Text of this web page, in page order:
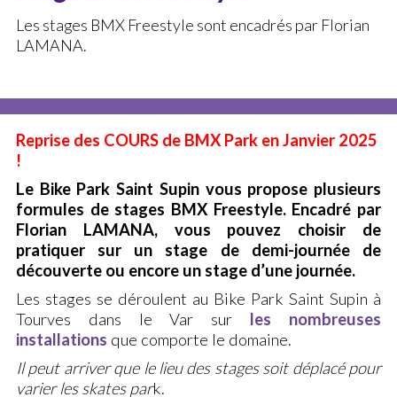
La discipline (BMX)
Stages (BMX)
Démonstration Air Bag
AGENDA
LE BIKE PARK
Le Bike Park
Anniversaires
Magasin – Atelier Réparation
Règlement du Bike Park
Horaires & Tarifs
Les stages BMX Freestyle sont encadrés par Florian
LAMANA.
Reprise des COURS de BMX Park en Janvier 2025
!
Le Bike Park Saint Supin vous propose plusieurs
formules de stages BMX Freestyle. Encadré par
Florian LAMANA, vous pouvez choisir de
pratiquer sur un stage de demi-journée de
découverte ou encore un stage d’une journée.
Les stages se déroulent au Bike Park Saint Supin à
Tourves dans le Var sur les nombreuses
installations que comporte le domaine.
Il peut arriver que le lieu des stages soit déplacé pour
varier les skates park.